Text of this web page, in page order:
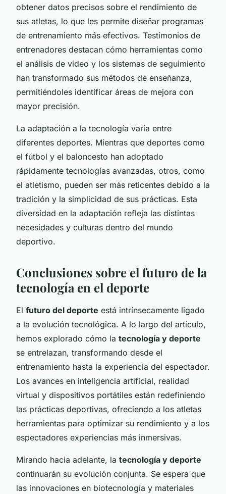
obtener datos precisos sobre el rendimiento de
sus atletas, lo que les permite diseñar programas
de entrenamiento más efectivos. Testimonios de
entrenadores destacan cómo herramientas como
el análisis de video y los sistemas de seguimiento
han transformado sus métodos de enseñanza,
permitiéndoles identificar áreas de mejora con
mayor precisión.
La adaptación a la tecnología varía entre
diferentes deportes. Mientras que deportes como
el fútbol y el baloncesto han adoptado
rápidamente tecnologías avanzadas, otros, como
el atletismo, pueden ser más reticentes debido a la
tradición y la simplicidad de sus prácticas. Esta
diversidad en la adaptación refleja las distintas
necesidades y culturas dentro del mundo
deportivo.
Conclusiones sobre el futuro de la
tecnología en el deporte
El futuro del deporte está intrínsecamente ligado
a la evolución tecnológica. A lo largo del artículo,
hemos explorado cómo la tecnología y deporte
se entrelazan, transformando desde el
entrenamiento hasta la experiencia del espectador.
Los avances en inteligencia artificial, realidad
virtual y dispositivos portátiles están redefiniendo
las prácticas deportivas, ofreciendo a los atletas
herramientas para optimizar su rendimiento y a los
espectadores experiencias más inmersivas.
Mirando hacia adelante, la tecnología y deporte
continuarán su evolución conjunta. Se espera que
las innovaciones en biotecnología y materiales